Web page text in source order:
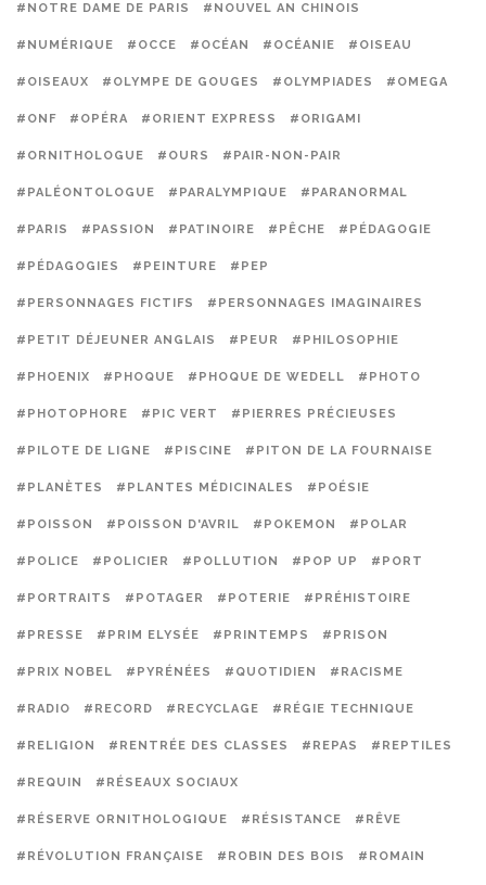
#NOTRE DAME DE PARIS #NOUVEL AN CHINOIS
#NUMÉRIQUE #OCCE #OCÉAN #OCÉANIE #OISEAU
#OISEAUX #OLYMPE DE GOUGES #OLYMPIADES #OMEGA
#ONF #OPÉRA #ORIENT EXPRESS #ORIGAMI
#ORNITHOLOGUE #OURS #PAIR-NON-PAIR
#PALÉONTOLOGUE #PARALYMPIQUE #PARANORMAL
#PARIS #PASSION #PATINOIRE #PÊCHE #PÉDAGOGIE
#PÉDAGOGIES #PEINTURE #PEP
#PERSONNAGES FICTIFS #PERSONNAGES IMAGINAIRES
#PETIT DÉJEUNER ANGLAIS #PEUR #PHILOSOPHIE
#PHOENIX #PHOQUE #PHOQUE DE WEDELL #PHOTO
#PHOTOPHORE #PIC VERT #PIERRES PRÉCIEUSES
#PILOTE DE LIGNE #PISCINE #PITON DE LA FOURNAISE
#PLANÈTES #PLANTES MÉDICINALES #POÉSIE
#POISSON #POISSON D'AVRIL #POKEMON #POLAR
#POLICE #POLICIER #POLLUTION #POP UP #PORT
#PORTRAITS #POTAGER #POTERIE #PRÉHISTOIRE
#PRESSE #PRIM ELYSÉE #PRINTEMPS #PRISON
#PRIX NOBEL #PYRÉNÉES #QUOTIDIEN #RACISME
#RADIO #RECORD #RECYCLAGE #RÉGIE TECHNIQUE
#RELIGION #RENTRÉE DES CLASSES #REPAS #REPTILES
#REQUIN #RÉSEAUX SOCIAUX
#RÉSERVE ORNITHOLOGIQUE #RÉSISTANCE #RÊVE
#RÉVOLUTION FRANÇAISE #ROBIN DES BOIS #ROMAIN